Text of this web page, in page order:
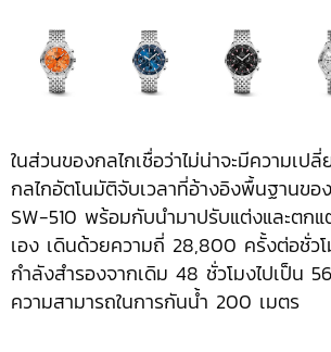
ในส่วนของกลไกเชื่อว่าไม่น่าจะมีความเ
กลไกอัตโนมัติจับเวลาที่อ้างอิงพื้นฐานขอ
SW-510 พร้อมกับนำมาปรับแต่งและตกแ
เอง เดินด้วยความถี่ 28,800 ครั้งต่อชั่ว
กำลังสำรองจากเดิม 48 ชั่วโมงไปเป็น
ความสามารถในการกันน้ำ 200 เมตร